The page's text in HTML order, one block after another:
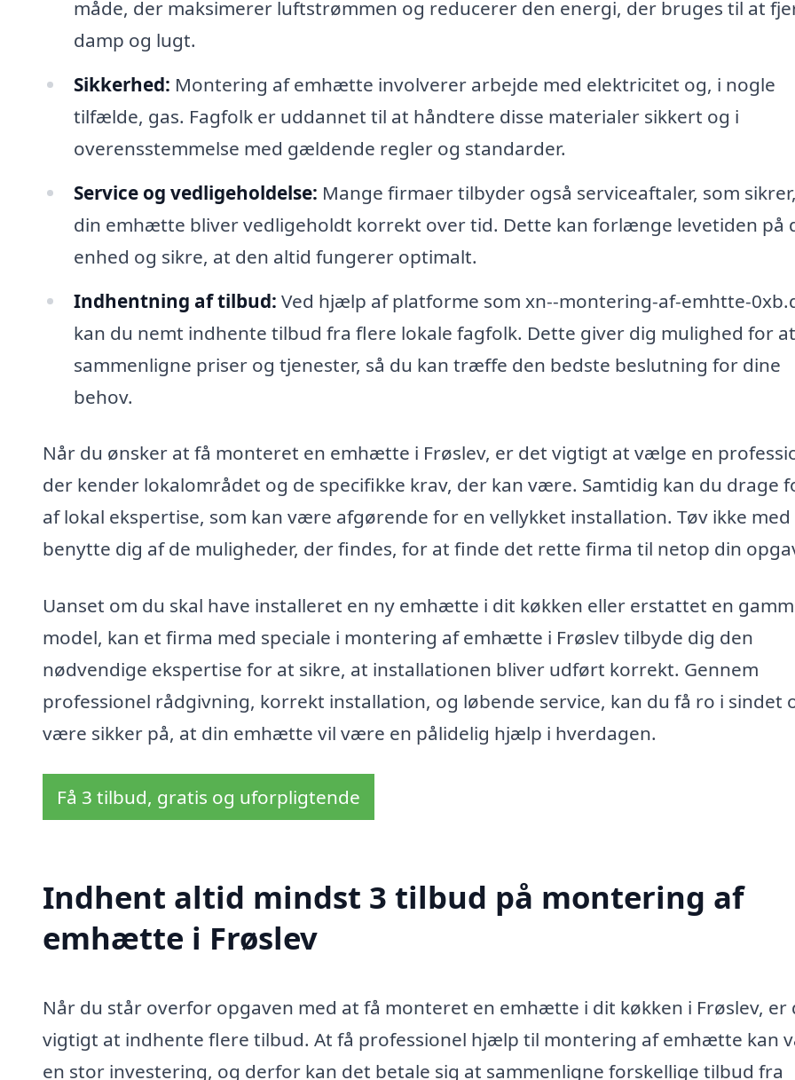
måde, der maksimerer luftstrømmen og reducerer den energi, der bruges til at
damp og lugt.
Sikkerhed: Montering af emhætte involverer arbejde med elektricitet og, i nogle
tilfælde, gas. Fagfolk er uddannet til at håndtere disse materialer sikkert og i
overensstemmelse med gældende regler og standarder.
Service og vedligeholdelse: Mange firmaer tilbyder også serviceaftaler, som
din emhætte bliver vedligeholdt korrekt over tid. Dette kan forlænge levetiden på
enhed og sikre, at den altid fungerer optimalt.
Indhentning af tilbud: Ved hjælp af platforme som xn--montering-af-emhtte-
kan du nemt indhente tilbud fra flere lokale fagfolk. Dette giver dig mulighed for at
sammenligne priser og tjenester, så du kan træffe den bedste beslutning for dine
behov.
Når du ønsker at få monteret en emhætte i Frøslev, er det vigtigt at vælge en
der kender lokalområdet og de specifikke krav, der kan være. Samtidig kan du drage
af lokal ekspertise, som kan være afgørende for en vellykket installation. Tøv ikke med
benytte dig af de muligheder, der findes, for at finde det rette firma til netop din
Uanset om du skal have installeret en ny emhætte i dit køkken eller erstattet en
model, kan et firma med speciale i montering af emhætte i Frøslev tilbyde dig den
nødvendige ekspertise for at sikre, at installationen bliver udført korrekt. Gennem
professionel rådgivning, korrekt installation, og løbende service, kan du få ro i sindet
være sikker på, at din emhætte vil være en pålidelig hjælp i hverdagen.
Få 3 tilbud, gratis og uforpligtende
Indhent altid mindst 3 tilbud på montering af
emhætte i Frøslev
Når du står overfor opgaven med at få monteret en emhætte i dit køkken i Frøslev, er
vigtigt at indhente flere tilbud. At få professionel hjælp til montering af emhætte kan
en stor investering, og derfor kan det betale sig at sammenligne forskellige tilbud fra